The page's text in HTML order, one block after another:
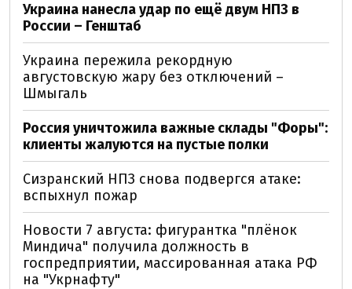
Украина нанесла удар по ещё двум НПЗ в
России – Генштаб
Украина пережила рекордную
августовскую жару без отключений –
Шмыгаль
Россия уничтожила важные склады "Форы":
клиенты жалуются на пустые полки
Сизранский НПЗ снова подвергся атаке:
вспыхнул пожар
Новости 7 августа: фигурантка "плёнок
Миндича" получила должность в
госпредприятии, массированная атака РФ
на "Укрнафту"